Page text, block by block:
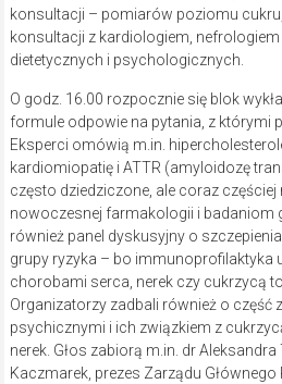
konsultacji – pomiarów poziomu
konsultacji z kardiologiem,
dietetycznych i psychologicznych.
O godz. 16.00 rozpocznie się blok
formule odpowie na pytania, z którymi
Eksperci omówią m.in.
kardiomiopatię i ATTR (amyloidozę
często dziedziczone, ale coraz
nowoczesnej farmakologii i badaniom
również panel dyskusyjny o
grupy ryzyka – bo immunoprofilaktyka
chorobami serca, nerek czy cukrzycą
Organizatorzy zadbali również o część
psychicznymi i ich związkiem z
nerek. Głos zabiorą m.in. dr
Kaczmarek, prezes Zarządu